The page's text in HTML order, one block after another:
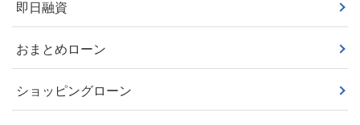
即日融資
おまとめローン
ショッピングローン